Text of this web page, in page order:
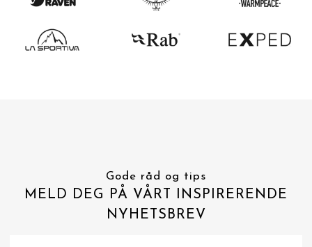
Gode råd og tips
MELD DEG PÅ VÅRT INSPIRERENDE
NYHETSBREV